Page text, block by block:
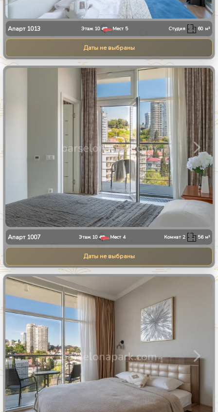
Апарт 1013 Этаж 10 Мест 5 Студия 60 м²
Даты не выбраны
1/23
Апарт 1007 Этаж 10 Мест 4 Комнат2 56м²
Даты не выбраны